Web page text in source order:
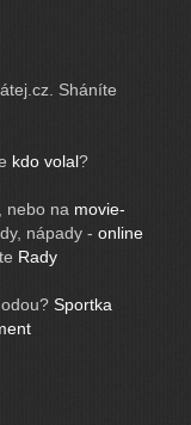
Sháníte
kdo volal?
nebo na movie-
nápady - online
Rady
Sportka